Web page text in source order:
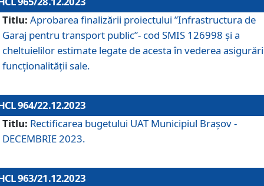
Titlu: Aprobarea finalizării proiectului ”Infrastructura de
Garaj pentru transport public”- cod SMIS 126998 și a
cheltuielilor estimate legate de acesta în vederea
funcționalității sale.
964/22.12.2023
Titlu: Rectificarea bugetului UAT Municipiul Braşov -
DECEMBRIE 2023.
963/21.12.2023